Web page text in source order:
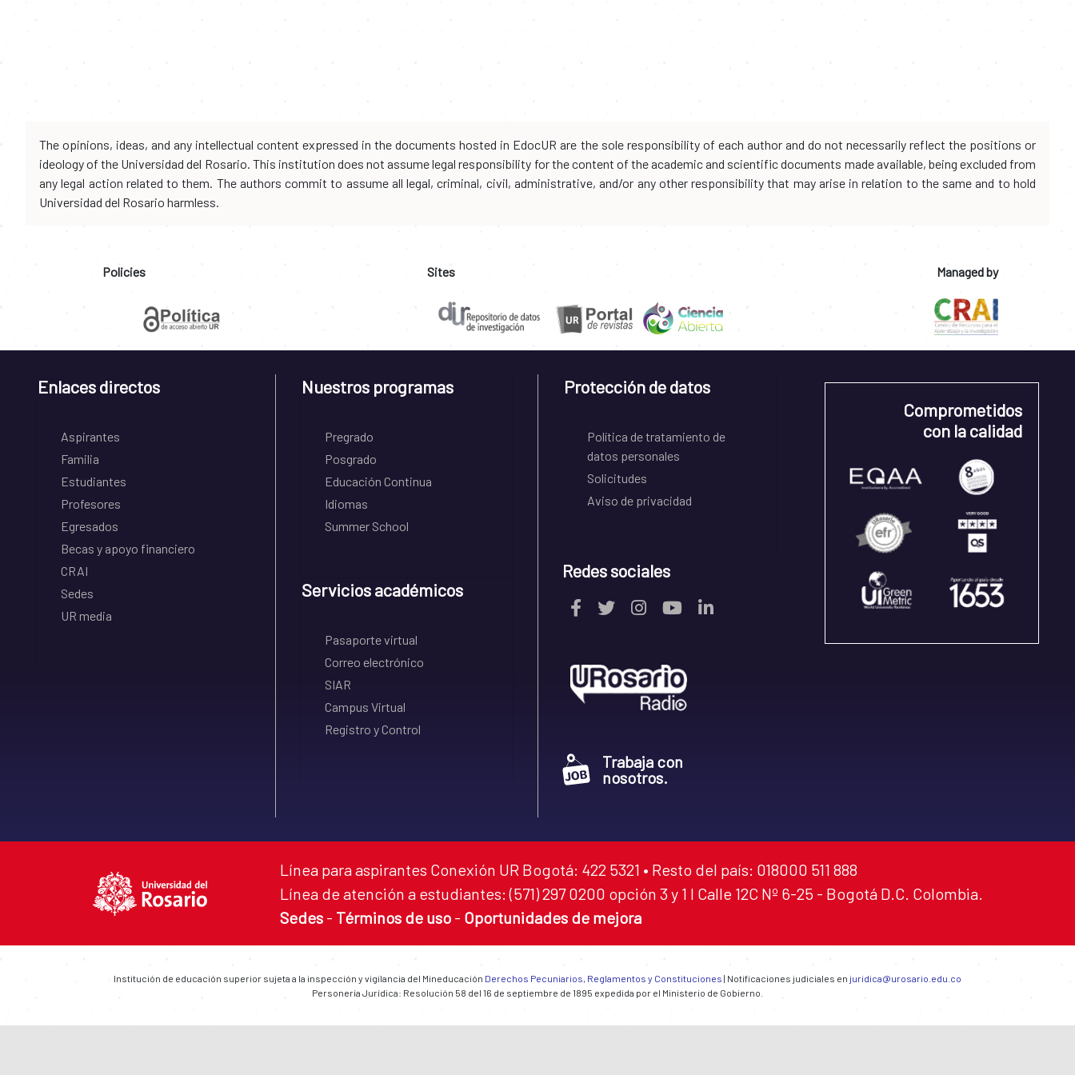
The opinions, ideas, and any intellectual content expressed in the documents hosted in EdocUR are the sole responsibility of each author and do not necessarily reflect the positions or
ideology of the Universidad del Rosario. This institution does not assume legal responsibility for the content of the academic and scientific documents made available, being excluded from
any legal action related to them. The authors commit to assume all legal, criminal, civil, administrative, and/or any other responsibility that may arise in relation to the same and to hold
Universidad del Rosario harmless.
Policies Sites Managed by
Enlaces directos
Aspirantes
Familia
Estudiantes
Profesores
Egresados
Becas y apoyo financiero
CRAI
Sedes
UR media
Nuestros programas
Pregrado
Posgrado
Educación Continua
Idiomas
Summer School
Servicios académicos
Pasaporte virtual
Correo electrónico
SIAR
Campus Virtual
Registro y Control
Protección de datos
Política de tratamiento de
datos personales
Solicitudes
Aviso de privacidad
Redes sociales
Trabaja con
nosotros.
Comprometidos
con la calidad
Línea para aspirantes Conexión UR Bogotá: 422 5321 • Resto del país: 018000 511 888
Línea de atención a estudiantes: (571) 297 0200 opción 3 y 1 I Calle 12C Nº 6-25 - Bogotá D.C. Colombia.
Sedes - Términos de uso - Oportunidades de mejora
Institución de educación superior sujeta a la inspección y vigilancia del Mineducación Derechos Pecuniarios, Reglamentos y Constituciones | Notificaciones judiciales en juridica@urosario.edu.co
Personería Jurídica: Resolución 58 del 16 de septiembre de 1895 expedida por el Ministerio de Gobierno.